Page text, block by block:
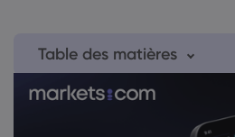
Table des matières
1. À propos de Markets.com
2. À propos de TradingView